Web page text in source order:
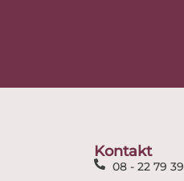
Kontakt
08 - 22 79 39